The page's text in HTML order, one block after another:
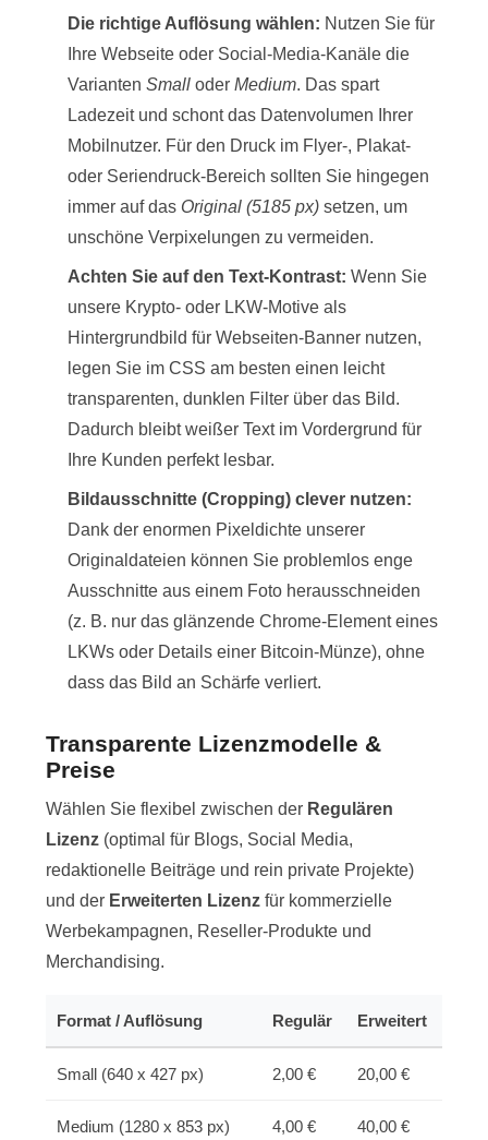
Die richtige Auflösung wählen: Nutzen Sie für
Ihre Webseite oder Social-Media-Kanäle die
Varianten Small oder Medium. Das spart
Ladezeit und schont das Datenvolumen Ihrer
Mobilnutzer. Für den Druck im Flyer-, Plakat-
oder Seriendruck-Bereich sollten Sie hingegen
immer auf das Original (5185 px) setzen, um
unschöne Verpixelungen zu vermeiden.
Achten Sie auf den Text-Kontrast: Wenn Sie
unsere Krypto- oder LKW-Motive als
Hintergrundbild für Webseiten-Banner nutzen,
legen Sie im CSS am besten einen leicht
transparenten, dunklen Filter über das Bild.
Dadurch bleibt weißer Text im Vordergrund für
Ihre Kunden perfekt lesbar.
Bildausschnitte (Cropping) clever nutzen:
Dank der enormen Pixeldichte unserer
Originaldateien können Sie problemlos enge
Ausschnitte aus einem Foto herausschneiden
(z. B. nur das glänzende Chrome-Element eines
LKWs oder Details einer Bitcoin-Münze), ohne
dass das Bild an Schärfe verliert.
Transparente Lizenzmodelle &
Preise
Wählen Sie flexibel zwischen der Regulären
Lizenz (optimal für Blogs, Social Media,
redaktionelle Beiträge und rein private Projekte)
und der Erweiterten Lizenz für kommerzielle
Werbekampagnen, Reseller-Produkte und
Merchandising.
Format / Auflösung Regulär Erweitert
Small (640 x 427 px) 2,00 € 20,00 €
Medium (1280 x 853 px) 4,00 € 40,00 €